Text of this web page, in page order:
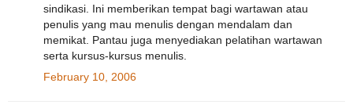
sindikasi. Ini memberikan tempat bagi wartawan atau
penulis yang mau menulis dengan mendalam dan
memikat. Pantau juga menyediakan pelatihan wartawan
serta kursus-kursus menulis.
February 10, 2006